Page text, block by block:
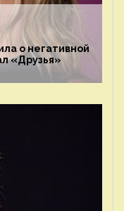
о негативной
«Друзья»